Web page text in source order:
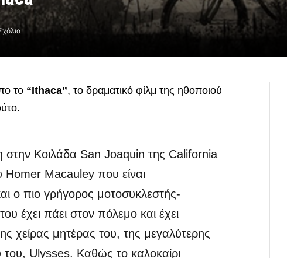
το “Ithaca”, το δραματικό φίλμ της ηθοποιού
στην Κοιλάδα San Joaquin της California
Homer Macauley που είναι
ο πιο γρήγορος μοτοσυκλεστής-
έχει πάει στον πόλεμο και έχει
χείρας μητέρας του, της μεγαλύτερης
Ulysses. Καθώς το καλοκαίρι